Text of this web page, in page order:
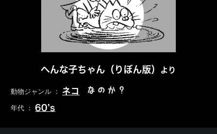
へんな子ちゃん（りぼん版） より
動物ジャンル ： ネコ なのか？
年代 ： 60’s